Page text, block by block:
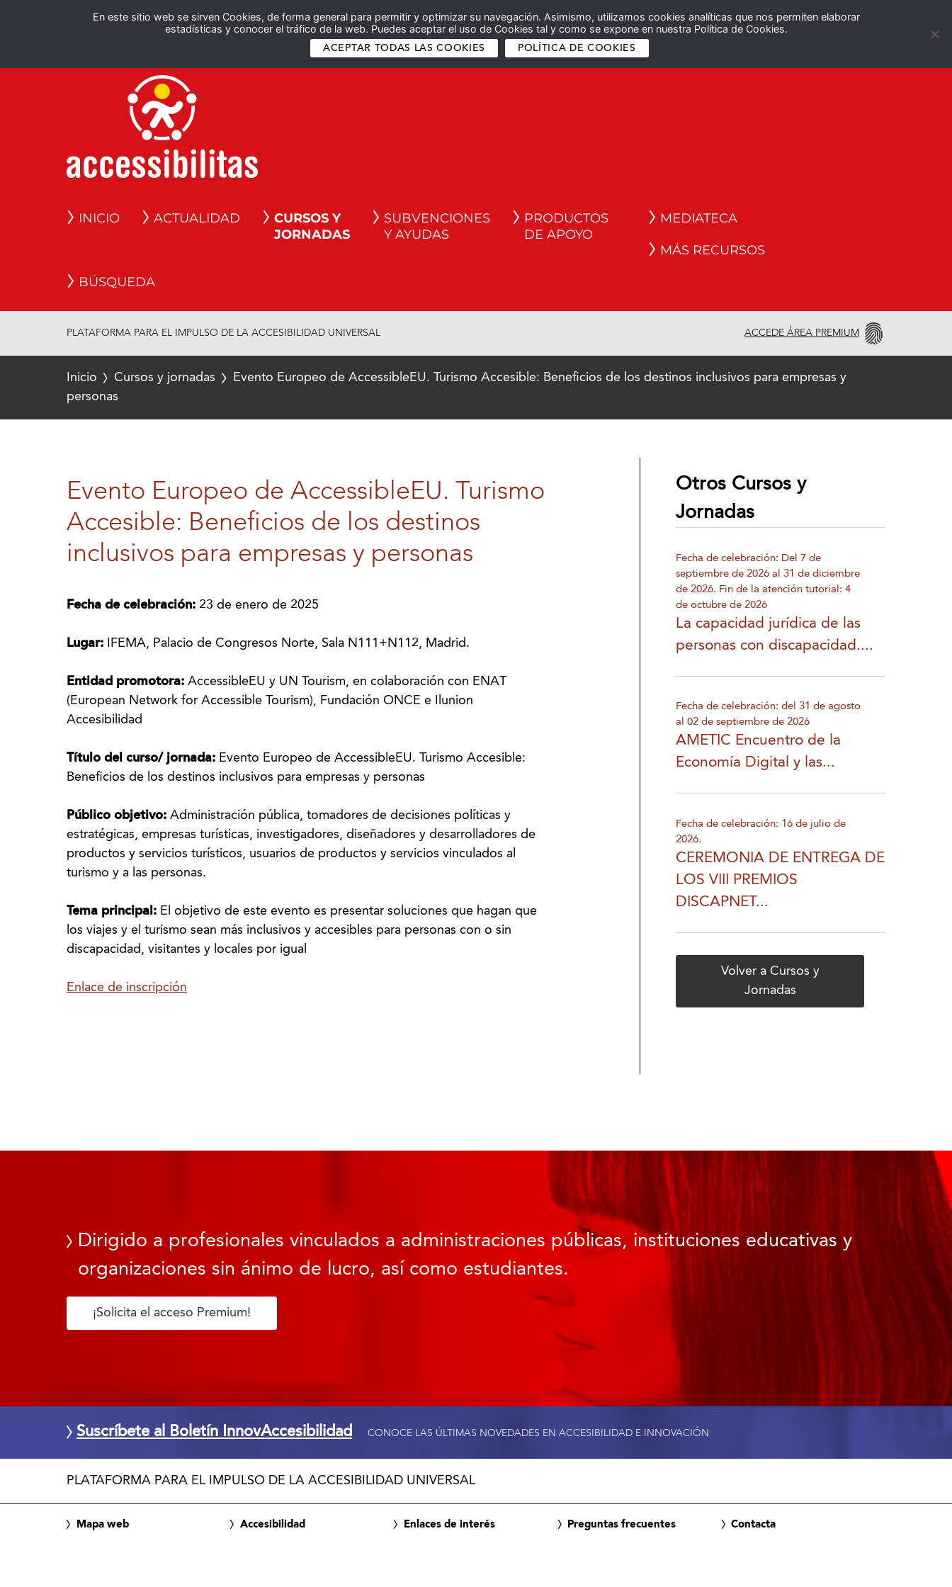
En este sitio web se sirven Cookies, de forma general para permitir y optimizar su navegación. Asimismo, utilizamos cookies analíticas que nos permiten elaborar
estadísticas y conocer el tráfico de la web. Puedes aceptar el uso de Cookies tal y como se expone en nuestra Política de Cookies.
ACEPTAR TODAS LAS COOKIES POLÍTICA DE COOKIES
Español English
INICIO ACTUALIDAD
CURSOS Y
JORNADAS
SUBVENCIONES
Y AYUDAS
PRODUCTOS
DE APOYO
MEDIATECA
MÁS RECURSOS
BÚSQUEDA
PLATAFORMA PARA EL IMPULSO DE LA ACCESIBILIDAD UNIVERSAL ACCEDE ÁREA PREMIUM
Inicio Cursos y jornadas
Evento Europeo de AccessibleEU. Turismo Accesible: Beneficios de los destinos inclusivos para empresas y
personas
Evento Europeo de AccessibleEU. Turismo
Accesible: Beneficios de los destinos
inclusivos para empresas y personas
Fecha de celebración: 23 de enero de 2025
Lugar: IFEMA, Palacio de Congresos Norte, Sala N111+N112, Madrid.
Entidad promotora:AccessibleEU y UN Tourism, en colaboración con ENAT
(European Network for Accessible Tourism), Fundación ONCE e Ilunion
Accesibilidad
Título del curso/ jornada: Evento Europeo de AccessibleEU. Turismo Accesible:
Beneficios de los destinos inclusivos para empresas y personas
Público objetivo:Administración pública, tomadores de decisiones políticas y
estratégicas, empresas turísticas, investigadores, diseñadores y desarrolladores de
productos y servicios turísticos, usuarios de productos y servicios vinculados al
turismo y a las personas.
Tema principal: El objetivo de este evento es presentar soluciones que hagan que
los viajes y el turismo sean más inclusivos y accesibles para personas con o sin
discapacidad, visitantes y locales por igual
Enlace de inscripción
Otros Cursos y
Jornadas
Fecha de celebración: Del 7 de
septiembre de 2026 al 31 de diciembre
de 2026. Fin de la atención tutorial: 4
de octubre de 2026
La capacidad jurídica de las
personas con discapacidad....
Fecha de celebración: del 31 de agosto
al 02 de septiembre de 2026
AMETIC Encuentro de la
Economía Digital y las...
Fecha de celebración: 16 de julio de
2026.
CEREMONIA DE ENTREGA DE
LOS VIII PREMIOS
DISCAPNET...
Volver a Cursos y
Jornadas
Dirigido a profesionales vinculados a administraciones públicas, instituciones educativas y
organizaciones sin ánimo de lucro, así como estudiantes.
¡Solicita el acceso Premium!
Suscríbete al Boletín InnovAccesibilidad CONOCE LAS ÚLTIMAS NOVEDADES EN ACCESIBILIDAD E INNOVACIÓN
PLATAFORMA PARA EL IMPULSO DE LA ACCESIBILIDAD UNIVERSAL
Mapa web Accesibilidad Enlaces de interés Preguntas frecuentes Contacta